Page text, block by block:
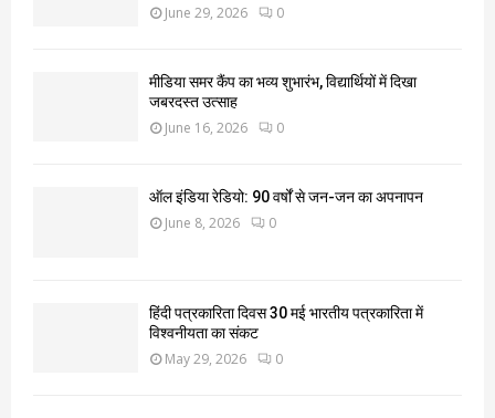
June 29, 2026 0
मीडिया समर कैंप का भव्य शुभारंभ, विद्यार्थियों में दिखा
जबरदस्त उत्साह
June 16, 2026 0
ऑल इंडिया रेडियो: 90 वर्षों से जन-जन का अपनापन
June 8, 2026 0
हिंदी पत्रकारिता दिवस 30 मई भारतीय पत्रकारिता में
विश्वनीयता का संकट
May 29, 2026 0